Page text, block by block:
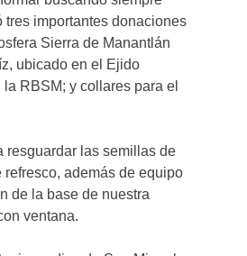
importantes donaciones
Sierra de Manantlán
ubicado en el Ejido
RBSM; y collares para el
resguardar las semillas de
además de equipo
de la base de nuestra
ventana.